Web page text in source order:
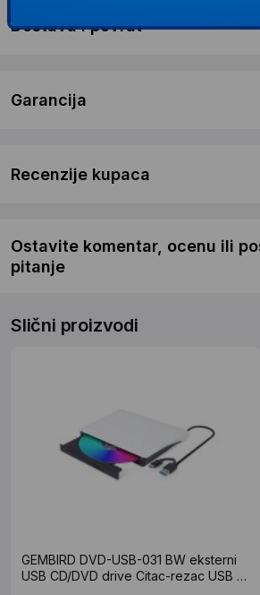
Dostava i povrat
Garancija
Recenzije kupaca
Ostavite komentar, ocenu ili
pitanje
Slični proizvodi
GEMBIRD DVD-USB-031 BW eksterni
USB CD/DVD drive Citac-rezac USB +